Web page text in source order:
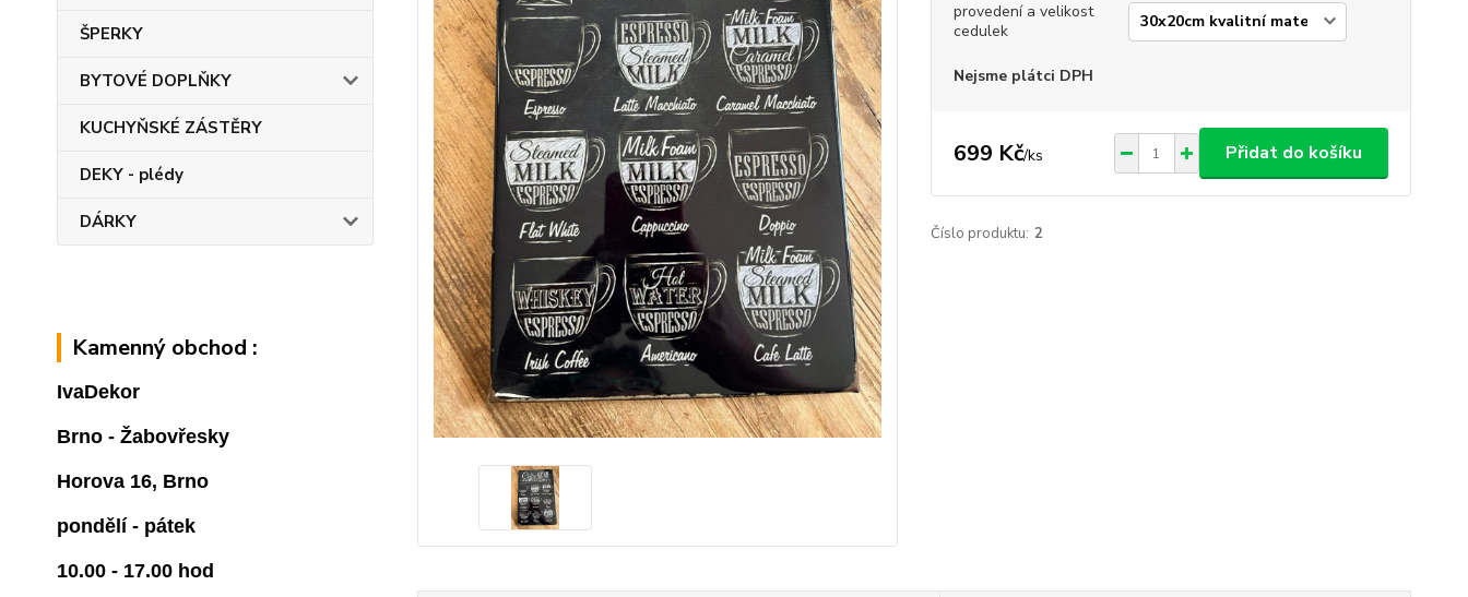
ŠPERKY
BYTOVÉ DOPLŇKY
KUCHYŇSKÉ ZÁSTĚRY
DEKY - plédy
DÁRKY
Kamenný obchod :
IvaDekor
Brno - Žabovřesky
Horova 16, Brno
pondělí - pátek
10.00 - 17.00 hod
provedení a velikost
cedulek
Nejsme plátci DPH
699 Kč/ks Přidat do košíku
Číslo produktu: 2